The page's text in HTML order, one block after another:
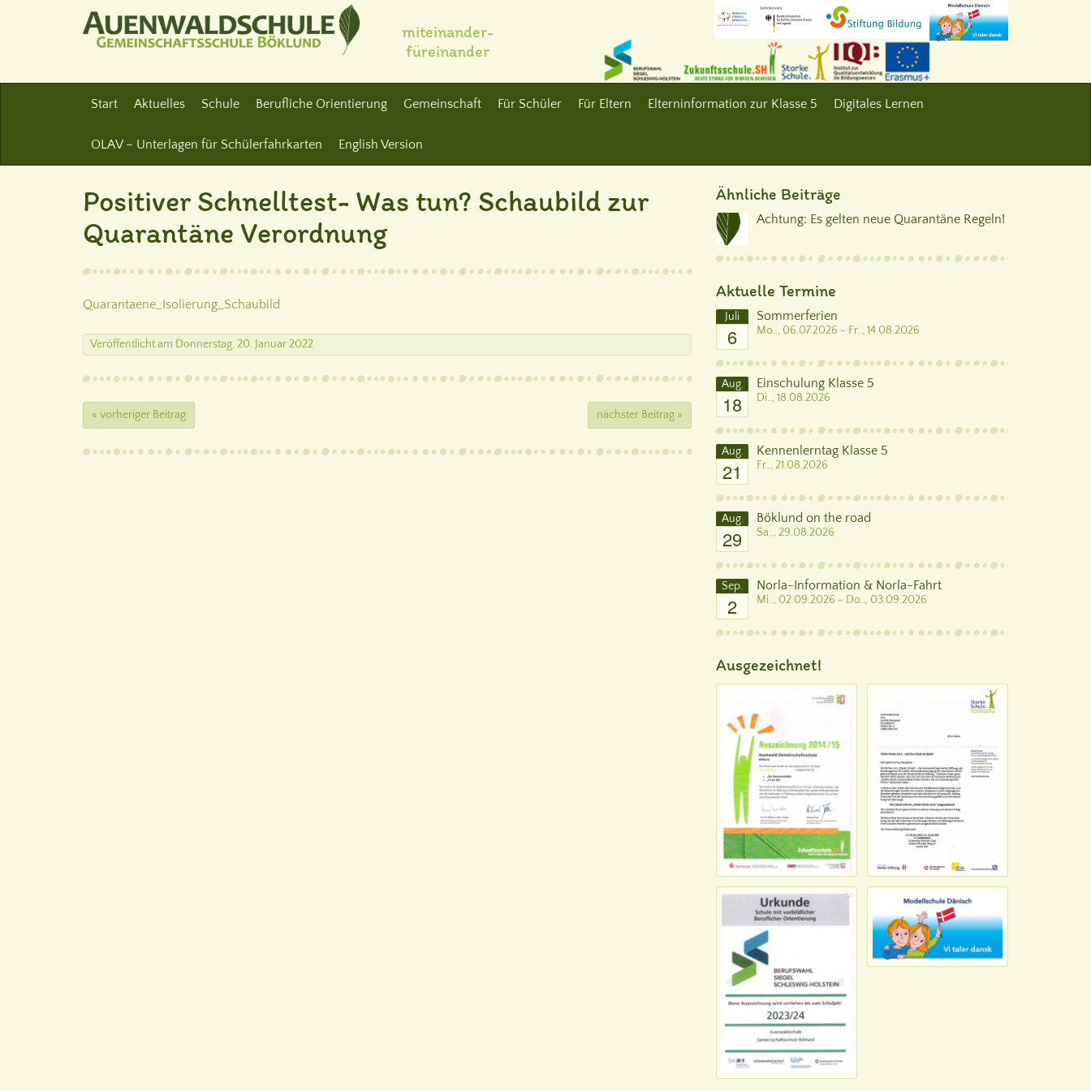
miteinander-
füreinander
Start Aktuelles Schule Berufliche Orientierung Gemeinschaft Für Schüler Für Eltern Elterninformation zur Klasse 5 Digitales Lernen
OLAV – Unterlagen für Schülerfahrkarten English Version
Positiver Schnelltest- Was tun? Schaubild zur
Quarantäne Verordnung
Quarantaene_Isolierung_Schaubild
Veröffentlichtam Donnerstag, 20. Januar 2022
« vorheriger Beitrag nächster Beitrag »
Ähnliche Beiträge
Achtung: Es gelten neue Quarantäne Regeln!
Aktuelle Termine
Juli
6
Sommerferien
Mo.., 06.07.2026 - Fr.., 14.08.2026
Aug.
18
Einschulung Klasse 5
Di.., 18.08.2026
Aug.
21
Kennenlerntag Klasse 5
Fr.., 21.08.2026
Aug.
29
Böklund on the road
Sa.., 29.08.2026
Sep.
2
Norla-Information & Norla-Fahrt
Mi.., 02.09.2026 - Do.., 03.09.2026
Ausgezeichnet!